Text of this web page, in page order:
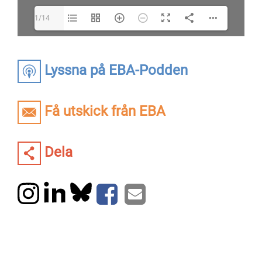
Lyssna på EBA-Podden
Få utskick från EBA
Dela
1/14